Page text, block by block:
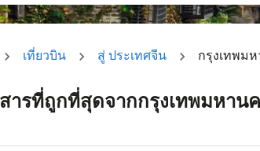
เที่ยวบิน สู่ ประเทศจีน กรุงเทพม
ารที่ถูกที่สุดจากกรุงเทพมหาน
ส้นทางของคุณ (ต้นทางและ/หรือปลายทาง) หรื